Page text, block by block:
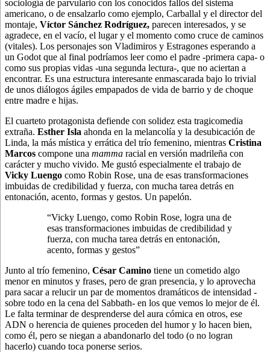
sociología de parvulario con los conocidos fallos del sistema
americano, o de ensalzarlo como ejemplo, Carballal y el director del
montaje, Víctor Sánchez Rodríguez, parecen interesados, y se
agradece, en el vacío, el lugar y el momento como cruce de caminos
(vitales). Los personajes son Vladimiros y Estragones esperando a
un Godot que al final podríamos leer como el padre -primera capa- o
como sus propias vidas -una segunda lectura-, que no aciertan a
encontrar. Es una estructura interesante enmascarada bajo lo trivial
de unos diálogos ágiles empapados de vida de barrio y de choque
entre madre e hijas.
El cuarteto protagonista defiende con solidez esta tragicomedia
extraña. Esther Isla ahonda en la melancolía y la desubicación de
Linda, la más mística y errática del trío femenino, mientras Cristina
Marcos compone una mamma racial en versión madrileña con
carácter y mucho vivido. Me gustó especialmente el trabajo de
Vicky Luengo como Robin Rose, una de esas transformaciones
imbuidas de credibilidad y fuerza, con mucha tarea detrás en
entonación, acento, formas y gestos. Un papelón.
“Vicky Luengo, como Robin Rose, logra una de
esas transformaciones imbuidas de credibilidad y
fuerza, con mucha tarea detrás en entonación,
acento, formas y gestos”
Junto al trío femenino, César Camino tiene un cometido algo
menor en minutos y frases, pero de gran presencia, y lo aprovecha
para sacar a relucir un par de momentos dramáticos de intensidad -
sobre todo en la cena del Sabbath- en los que vemos lo mejor de él.
Le falta terminar de desprenderse del aura cómica en otros, ese
ADN o herencia de quienes proceden del humor y lo hacen bien,
como él, pero se niegan a abandonarlo del todo (o no logran
hacerlo) cuando toca ponerse serios.